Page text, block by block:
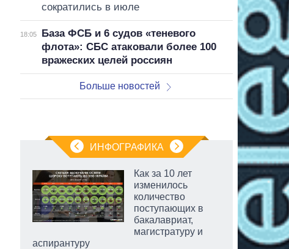
сократились в июле
18:05
База ФСБ и 6 судов «теневого
флота»: СБС атаковали более 100
вражеских целей россиян
Больше новостей
ИНФОГРАФИКА
Как за 10 лет
изменилось
количество
поступающих в
бакалавриат,
магистратуру и
аспирантуру